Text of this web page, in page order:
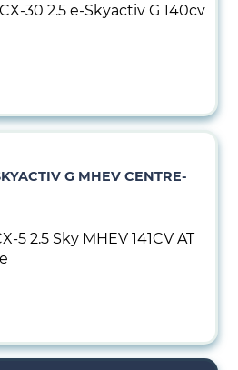
G MHEV CENTRE-